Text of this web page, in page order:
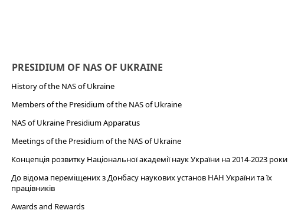
PRESIDIUM OF NAS OF UKRAINE
History of the NAS of Ukraine
Members of the Presidium of the NAS of Ukraine
NAS of Ukraine Presidium Apparatus​
Meetings of the Presidium of the NAS of Ukraine
Концепція розвитку Національної академії наук України на 2014-2023 роки
До відома переміщених з Донбасу наукових установ НАН України та їх
працівників
Awards and Rewards